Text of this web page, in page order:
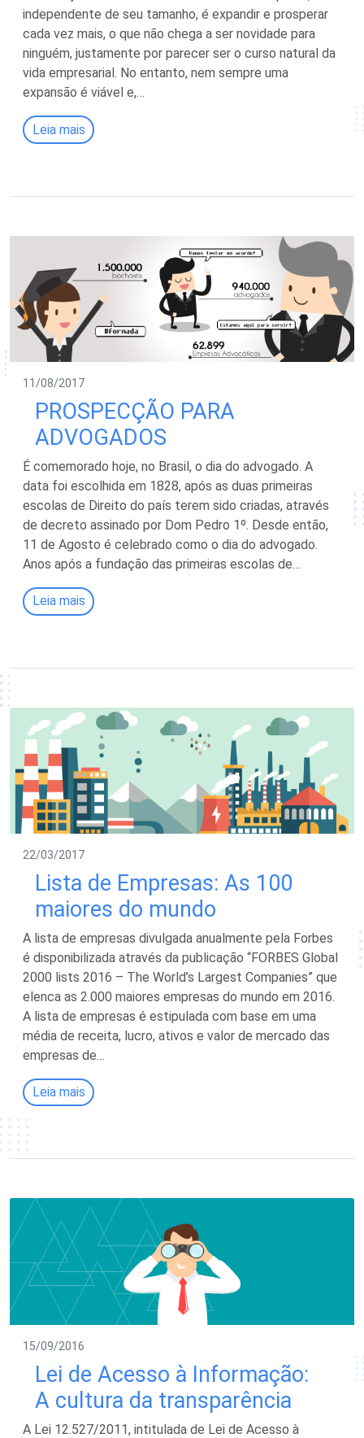
independente de seu tamanho, é expandir e prosperar
cada vez mais, o que não chega a ser novidade para
ninguém, justamente por parecer ser o curso natural da
vida empresarial. No entanto, nem sempre uma
expansão é viável e,…
Leia mais
11/08/2017
PROSPECÇÃO PARA
ADVOGADOS
É comemorado hoje, no Brasil, o dia do advogado. A
data foi escolhida em 1828, após as duas primeiras
escolas de Direito do país terem sido criadas, através
de decreto assinado por Dom Pedro 1º. Desde então,
11 de Agosto é celebrado como o dia do advogado.
Anos após a fundação das primeiras escolas de…
Leia mais
22/03/2017
Lista de Empresas: As 100
maiores do mundo
A lista de empresas divulgada anualmente pela Forbes
é disponibilizada através da publicação “FORBES Global
2000 lists 2016 – The World’s Largest Companies” que
elenca as 2.000 maiores empresas do mundo em 2016.
A lista de empresas é estipulada com base em uma
média de receita, lucro, ativos e valor de mercado das
empresas de…
Leia mais
15/09/2016
Lei de Acesso à Informação:
A cultura da transparência
A Lei 12.527/2011, intitulada de Lei de Acesso à